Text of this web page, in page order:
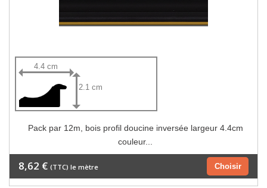
4.4 cm
2.1 cm
Pack par 12m, bois profil doucine inversée largeur 4.4cm
couleur...
Choisir
8,62 € (TTC) le mètre